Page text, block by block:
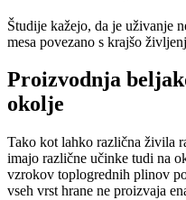
Študije kažejo, da je uživanje
mesa povezano s krajšo
Proizvodnja
okolje
Tako kot lahko različna živila
imajo različne učinke tudi na
vzrokov toplogrednih plinov
vseh vrst hrane ne proizvaja